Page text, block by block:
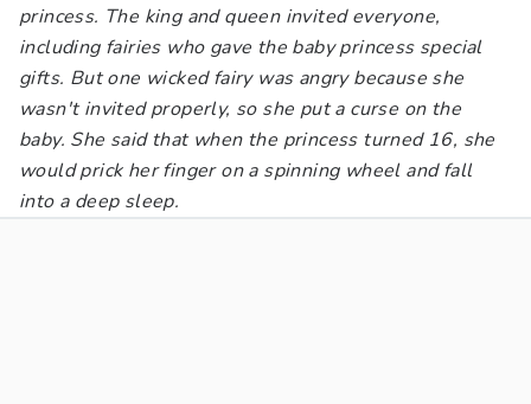
princess. The king and queen invited everyone,
including fairies who gave the baby princess special
gifts. But one wicked fairy was angry because she
wasn't invited properly, so she put a curse on the
baby. She said that when the princess turned 16, she
would prick her finger on a spinning wheel and fall
into a deep sleep.